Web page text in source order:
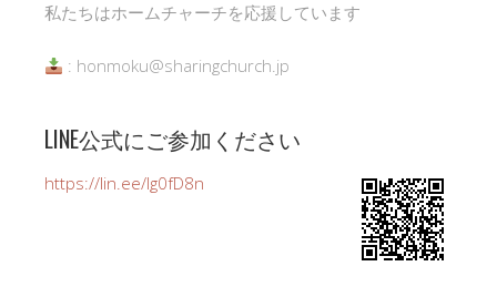
私たちはホームチャーチを応援しています
: honmoku@sharingchurch.jp
LINE公式にご参加ください
https://lin.ee/Ig0fD8n